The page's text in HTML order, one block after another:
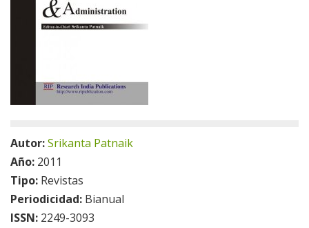
Autor:Srikanta Patnaik
Año: 2011
Tipo: Revistas
Periodicidad: Bianual
ISSN: 2249-3093